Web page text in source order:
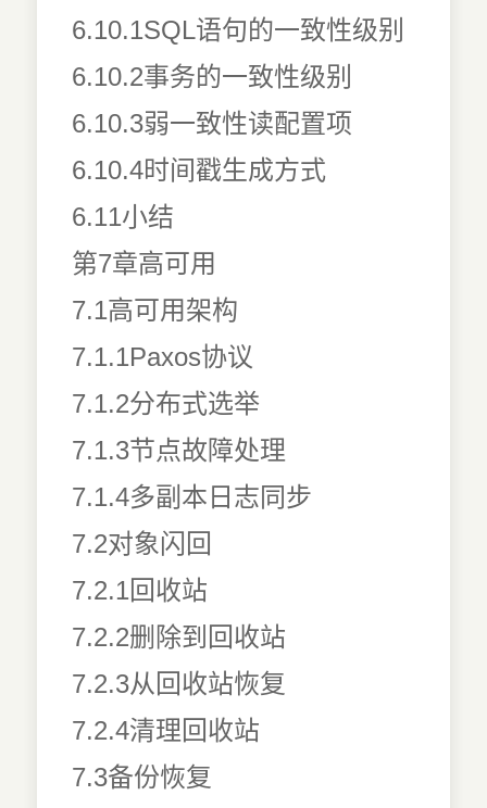
6.10.1SQL语句的一致性级别
6.10.2事务的一致性级别
6.10.3弱一致性读配置项
6.10.4时间戳生成方式
6.11小结
第7章高可用
7.1高可用架构
7.1.1Paxos协议
7.1.2分布式选举
7.1.3节点故障处理
7.1.4多副本日志同步
7.2对象闪回
7.2.1回收站
7.2.2删除到回收站
7.2.3从回收站恢复
7.2.4清理回收站
7.3备份恢复